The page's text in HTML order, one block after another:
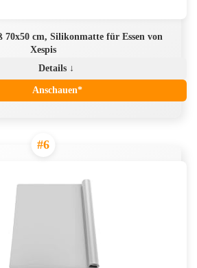
cm, Silikonmatte für Essen von
Xespis
Details ↓
Anschauen*
#6